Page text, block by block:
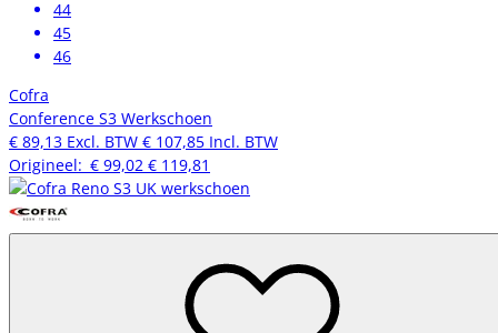
44
45
46
Cofra
Conference S3 Werkschoen
€ 89,13 Excl. BTW € 107,85 Incl. BTW
Origineel: € 99,02 € 119,81